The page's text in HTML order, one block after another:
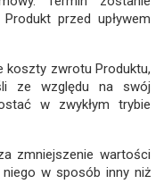
przed upływem
zwrotu Produktu,
ze względu na swój
w zwykłym trybie
zmniejszenie wartości
w sposób inny niż